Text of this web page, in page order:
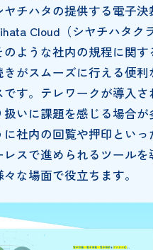
チハタの提供する電子決
Cloud（シヤチハタク
のような社内の規程に関す
がスムーズに行える便利
です。テレワークが導入さ
いに課題を感じる場合が
に社内の回覧や押印といっ
レスで進められるツールを
な場面で役立ちます。